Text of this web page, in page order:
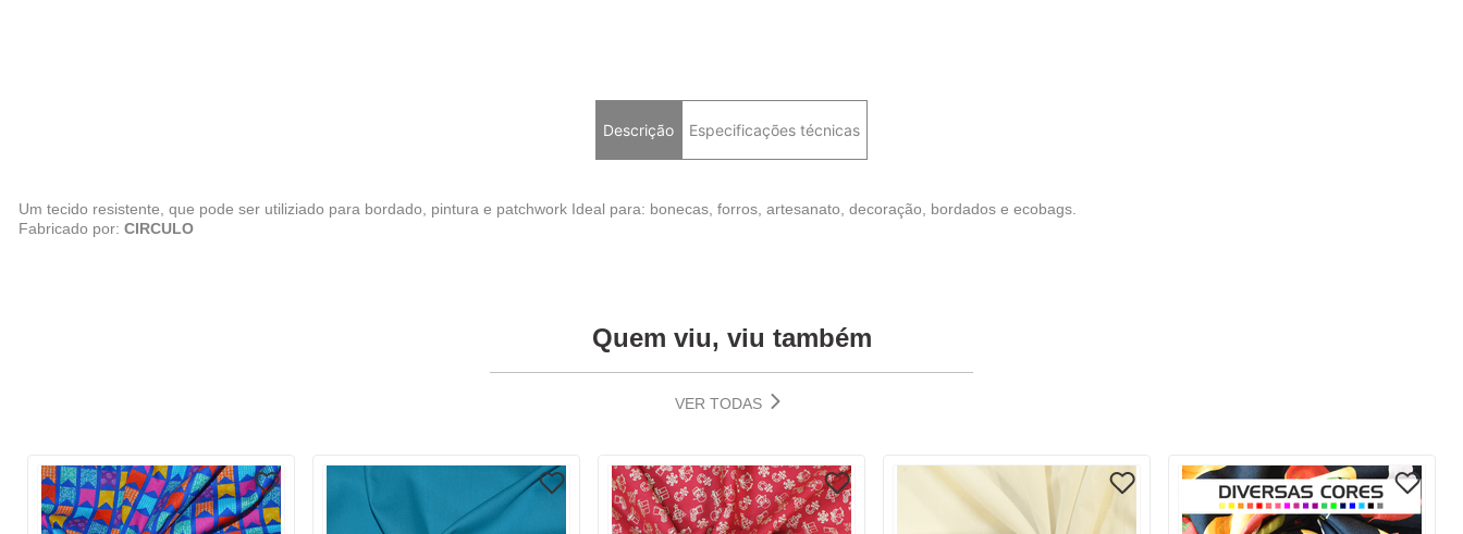
Descrição Especificações técnicas
Um tecido resistente, que pode ser utiliziado para bordado, pintura e patchwork Ideal para: bonecas, forros, artesanato, decoração, bordados e ecobags.
Fabricado por: CIRCULO
Quem viu, viu também
VER TODAS